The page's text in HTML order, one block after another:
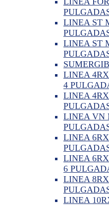
LINEA ST
LINEA ST
LINEA
4
LINEA
LINEA VN
LINEA
LINEA
6
LINEA
LINEA